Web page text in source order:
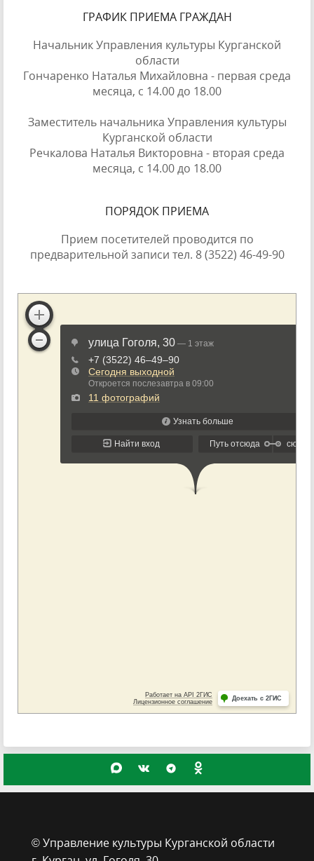
ГРАФИК ПРИЕМА ГРАЖДАН
Начальник Управления культуры Курганской
области
Гончаренко Наталья Михайловна - первая среда
месяца, с 14.00 до 18.00
Заместитель начальника Управления культуры
Курганской области
Речкалова Наталья Викторовна - вторая среда
месяца, с 14.00 до 18.00
ПОРЯДОК ПРИЕМА
Прием посетителей проводится по
предварительной записи тел. 8 (3522) 46-49-90
© Управление культуры Курганской области